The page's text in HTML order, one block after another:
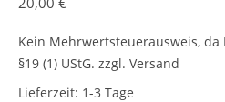
Kein Mehrwertsteuerausweis,
§19 (1) UStG. zzgl. Versand
Lieferzeit: 1-3 Tage